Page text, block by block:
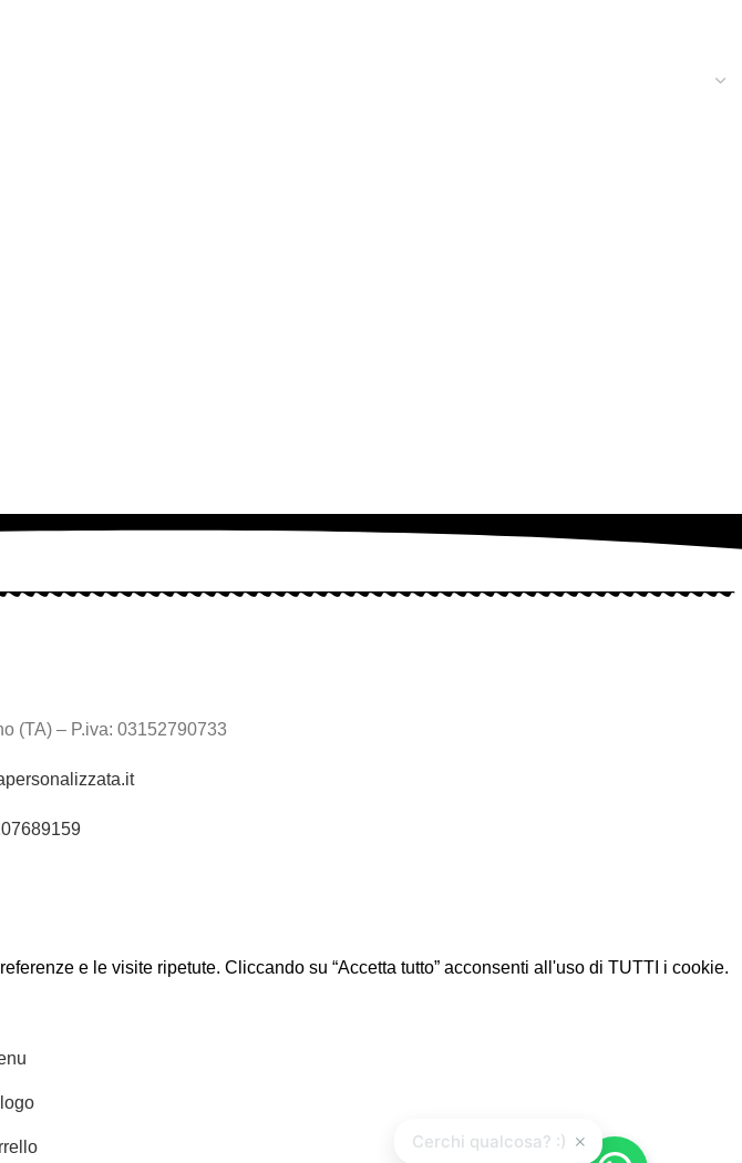
(TA) – P.iva: 03152790733
e le visite ripetute. Cliccando su “Accetta tutto” acconsenti all'uso di TUTTI i cookie.
×
Cerchi qualcosa? :)